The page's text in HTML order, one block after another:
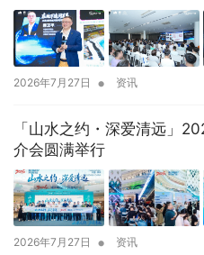
2026年7月27日 • 资讯
「山水之约・深爱清远」
介会圆满举行
2026年7月27日 • 资讯